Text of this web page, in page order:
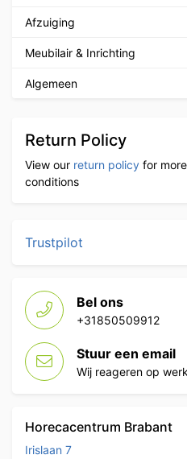
Afzuiging
Meubilair & Inrichting
Algemeen
Return Policy
View our return policy for
conditions
Trustpilot
Bel ons
+31850509912
Stuur een email
Wij reageren op
Horecacentrum Brabant
Irislaan 7